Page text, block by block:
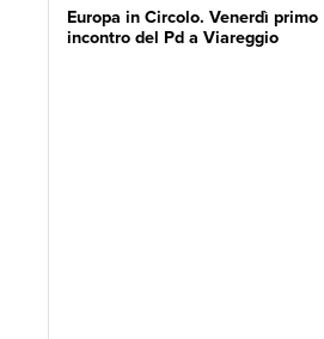
Europa in Circolo. Venerdì primo
incontro del Pd a Viareggio